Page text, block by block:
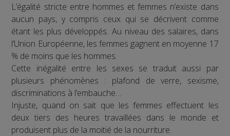
L’égalité stricte entre hommes et femmes n’existe dans
aucun pays, y compris ceux qui se décrivent comme
étant les plus développés. Au niveau des salaires, dans
l’Union Européenne, les femmes gagnent en moyenne 17
% de moins que les hommes.
Cette inégalité entre les sexes se traduit aussi par
plusieurs phénomènes : plafond de verre, sexisme,
discriminations à l’embauche…
Injuste, quand on sait que les femmes effectuent les
deux tiers des heures travaillées dans le monde et
produisent plus de la moitié de la nourriture.